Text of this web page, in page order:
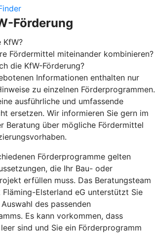
Förderung
KfW?
Fördermittel miteinander kombinieren?
die KfW-Förderung?
Informationen enthalten nur
zu einzelnen Förderprogrammen.
ausführliche und umfassende
ersetzen. Wir informieren Sie gern im
Beratung über mögliche Fördermittel
Förderprogramme gelten
die Ihr Bau- oder
erfüllen muss. Das Beratungsteam
Fläming-Elsterland eG unterstützt Sie
des passenden
Es kann vorkommen, dass
sind und Sie ein Förderprogramm